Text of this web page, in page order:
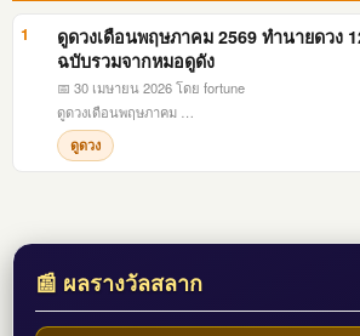
1
ดูดวงเดือนพฤษภาคม 2569 ทำนายดวง
ฉบับรวมจากหมอดูดัง
📅 30 เมษายน 2026โดย fortune
ดูดวงเดือนพฤษภาคม …
ดูดวง
📰 ผลรางวัลสลาก